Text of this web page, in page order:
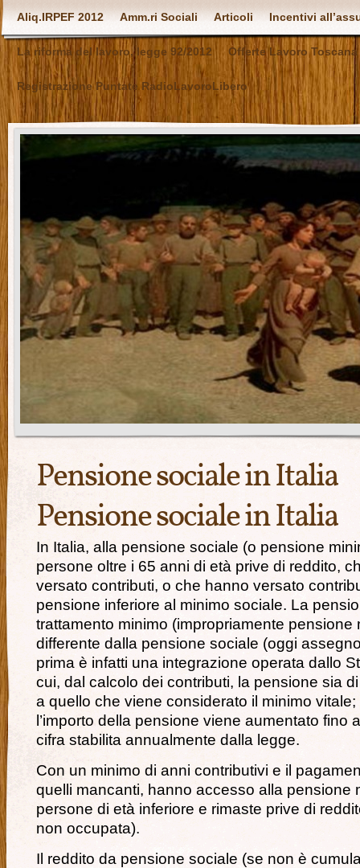
Aliq.IRPEF 2012 Amm.ri Sociali Articoli Incentivi
La riforma del lavoro, legge 92/2012 Offerte Lavoro Toscana
Registrazione Puntate RadioLavoroLibero
Pensione sociale in Italia
Pensione sociale in Italia
In Italia, alla pensione sociale (o pensione
persone oltre i 65 anni di età prive di reddito,
versato contributi, o che hanno versato
pensione inferiore al minimo sociale. La
trattamento minimo (impropriamente pensione
differente dalla pensione sociale (oggi
prima è infatti una integrazione operata dallo
cui, dal calcolo dei contributi, la pensione sia
a quello che viene considerato il minimo
l’importo della pensione viene aumentato fino
cifra stabilita annualmente dalla legge.
Con un minimo di anni contributivi e il
quelli mancanti, hanno accesso alla pensione
persone di età inferiore e rimaste prive di
non occupata).
Il reddito da pensione sociale (se non è